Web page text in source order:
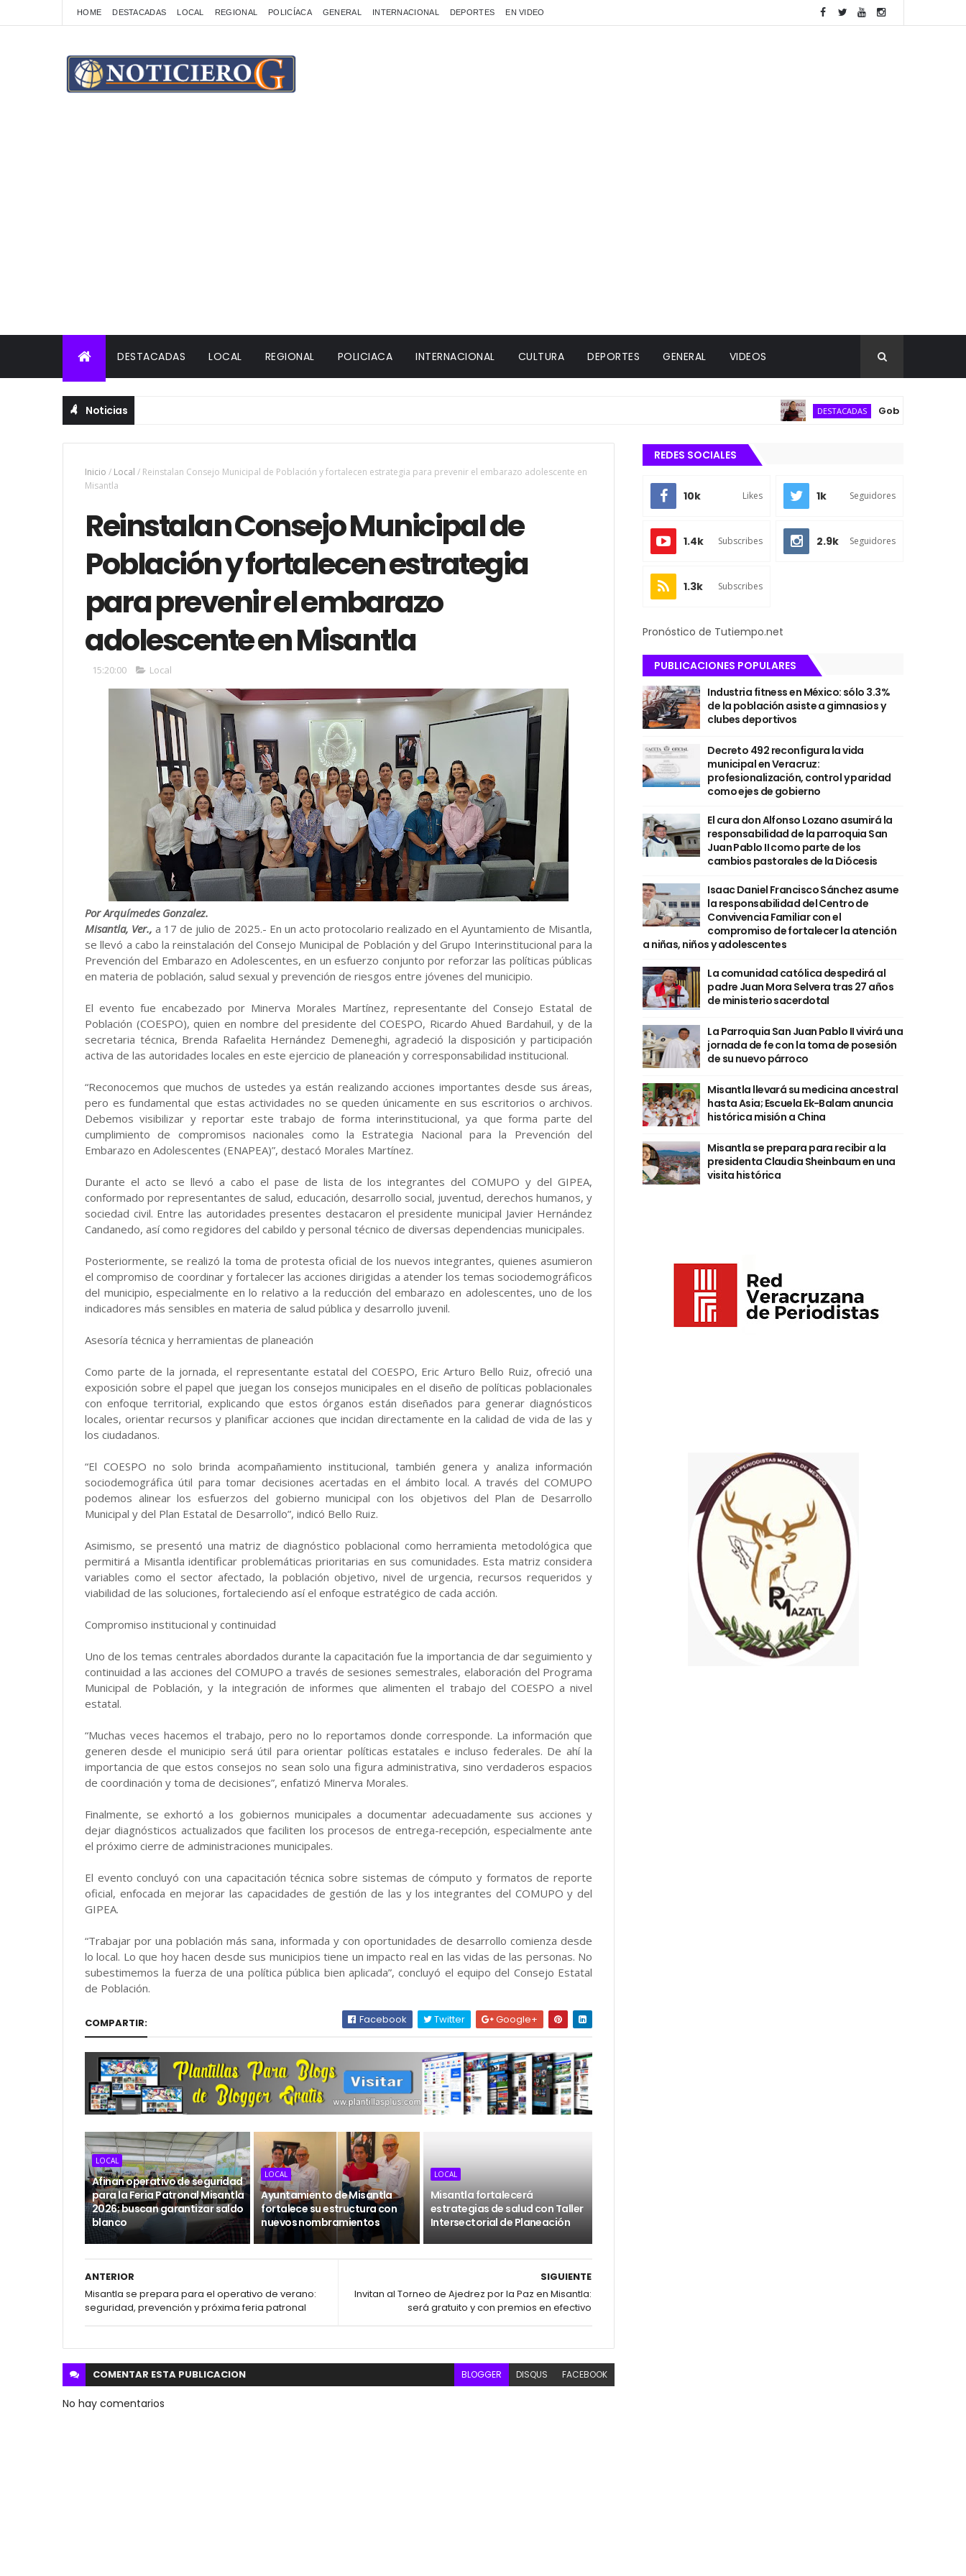
HOME DESTACADAS LOCAL REGIONAL POLICÍACA GENERAL INTERNACIONAL DEPORTES EN VIDEO
DESTACADAS LOCAL REGIONAL POLICIACA INTERNACIONAL CULTURA DEPORTES GENERAL VIDEOS
Noticias DESTACADAS Gobierno federal
Inicio / Local / Reinstalan Consejo Municipal de Población y fortalecen estrategia para prevenir el embarazo adolescente en
Misantla
Reinstalan Consejo Municipal de
Población y fortalecen estrategia
para prevenir el embarazo
adolescente en Misantla
15:20:00 Local
Por Arquímedes Gonzalez.
Misantla, Ver.,a 17 de julio de 2025.- En un acto protocolario realizado en el Ayuntamiento de Misantla,
se llevó a cabo la reinstalación del Consejo Municipal de Población y del Grupo Interinstitucional para la
Prevención del Embarazo en Adolescentes, en un esfuerzo conjunto por reforzar las políticas públicas
en materia de población, salud sexual y prevención de riesgos entre jóvenes del municipio.
El evento fue encabezado por Minerva Morales Martínez, representante del Consejo Estatal de
Población (COESPO), quien en nombre del presidente del COESPO, Ricardo Ahued Bardahuil, y de la
secretaria técnica, Brenda Rafaelita Hernández Demeneghi, agradeció la disposición y participación
activa de las autoridades locales en este ejercicio de planeación y corresponsabilidad institucional.
“Reconocemos que muchos de ustedes ya están realizando acciones importantes desde sus áreas,
pero es fundamental que estas actividades no se queden únicamente en sus escritorios o archivos.
Debemos visibilizar y reportar este trabajo de forma interinstitucional, ya que forma parte del
cumplimiento de compromisos nacionales como la Estrategia Nacional para la Prevención del
Embarazo en Adolescentes (ENAPEA)”, destacó Morales Martínez.
Durante el acto se llevó a cabo el pase de lista de los integrantes del COMUPO y del GIPEA,
conformado por representantes de salud, educación, desarrollo social, juventud, derechos humanos, y
sociedad civil. Entre las autoridades presentes destacaron el presidente municipal Javier Hernández
Candanedo, así como regidores del cabildo y personal técnico de diversas dependencias municipales.
Posteriormente, se realizó la toma de protesta oficial de los nuevos integrantes, quienes asumieron
el compromiso de coordinar y fortalecer las acciones dirigidas a atender los temas sociodemográficos
del municipio, especialmente en lo relativo a la reducción del embarazo en adolescentes, uno de los
indicadores más sensibles en materia de salud pública y desarrollo juvenil.
Asesoría técnica y herramientas de planeación
Como parte de la jornada, el representante estatal del COESPO, Eric Arturo Bello Ruiz, ofreció una
exposición sobre el papel que juegan los consejos municipales en el diseño de políticas poblacionales
con enfoque territorial, explicando que estos órganos están diseñados para generar diagnósticos
locales, orientar recursos y planificar acciones que incidan directamente en la calidad de vida de las y
los ciudadanos.
“El COESPO no solo brinda acompañamiento institucional, también genera y analiza información
sociodemográfica útil para tomar decisiones acertadas en el ámbito local. A través del COMUPO
podemos alinear los esfuerzos del gobierno municipal con los objetivos del Plan de Desarrollo
Municipal y del Plan Estatal de Desarrollo”, indicó Bello Ruiz.
Asimismo, se presentó una matriz de diagnóstico poblacional como herramienta metodológica que
permitirá a Misantla identificar problemáticas prioritarias en sus comunidades. Esta matriz considera
variables como el sector afectado, la población objetivo, nivel de urgencia, recursos requeridos y
viabilidad de las soluciones, fortaleciendo así el enfoque estratégico de cada acción.
Compromiso institucional y continuidad
Uno de los temas centrales abordados durante la capacitación fue la importancia de dar seguimiento y
continuidad a las acciones del COMUPO a través de sesiones semestrales, elaboración del Programa
Municipal de Población, y la integración de informes que alimenten el trabajo del COESPO a nivel
estatal.
“Muchas veces hacemos el trabajo, pero no lo reportamos donde corresponde. La información que
generen desde el municipio será útil para orientar políticas estatales e incluso federales. De ahí la
importancia de que estos consejos no sean solo una figura administrativa, sino verdaderos espacios
de coordinación y toma de decisiones”, enfatizó Minerva Morales.
Finalmente, se exhortó a los gobiernos municipales a documentar adecuadamente sus acciones y
dejar diagnósticos actualizados que faciliten los procesos de entrega-recepción, especialmente ante
el próximo cierre de administraciones municipales.
El evento concluyó con una capacitación técnica sobre sistemas de cómputo y formatos de reporte
oficial, enfocada en mejorar las capacidades de gestión de las y los integrantes del COMUPO y del
GIPEA.
“Trabajar por una población más sana, informada y con oportunidades de desarrollo comienza desde
lo local. Lo que hoy hacen desde sus municipios tiene un impacto real en las vidas de las personas. No
subestimemos la fuerza de una política pública bien aplicada”, concluyó el equipo del Consejo Estatal
de Población.
COMPARTIR: Facebook Twitter Google+
LOCAL
Afinan operativo de seguridad
para la Feria Patronal Misantla
2026; buscan garantizar saldo
blanco
LOCAL
Ayuntamiento de Misantla
fortalece su estructura con
nuevos nombramientos
LOCAL
Misantla fortalecerá
estrategias de salud con Taller
Intersectorial de Planeación
SIGUIENTE
Invitan al Torneo de Ajedrez por la Paz en Misantla:
será gratuito y con premios en efectivo
ANTERIOR
Misantla se prepara para el operativo de verano:
seguridad, prevención y próxima feria patronal
COMENTAR ESTA PUBLICACION BLOGGER DISQUS FACEBOOK
No hay comentarios
REDES SOCIALES
10k Likes 1k Seguidores
1.4k Subscribes 2.9k Seguidores
1.3k Subscribes
Pronóstico de Tutiempo.net
PUBLICACIONES POPULARES
Industria fitness en México: sólo 3.3%
de la población asiste a gimnasios y
clubes deportivos
Decreto 492 reconfigura la vida
municipal en Veracruz:
profesionalización, control y paridad
como ejes de gobierno
El cura don Alfonso Lozano asumirá la
responsabilidad de la parroquia San
Juan Pablo II como parte de los
cambios pastorales de la Diócesis
Isaac Daniel Francisco Sánchez asume
la responsabilidad del Centro de
Convivencia Familiar con el
compromiso de fortalecer la atención
a niñas, niños y adolescentes
La comunidad católica despedirá al
padre Juan Mora Selvera tras 27 años
de ministerio sacerdotal
La Parroquia San Juan Pablo II vivirá una
jornada de fe con la toma de posesión
de su nuevo párroco
Misantla llevará su medicina ancestral
hasta Asia; Escuela Ek-Balam anuncia
histórica misión a China
Misantla se prepara para recibir a la
presidenta Claudia Sheinbaum en una
visita histórica